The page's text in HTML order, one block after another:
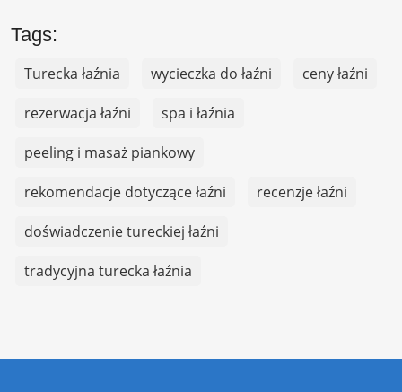
Tags:
Turecka łaźnia wycieczka do łaźni
ceny łaźni
rezerwacja łaźni
spa i łaźnia
peeling i masaż piankowy
rekomendacje dotyczące łaźni
recenzje łaźni
doświadczenie tureckiej łaźni
tradycyjna turecka łaźnia